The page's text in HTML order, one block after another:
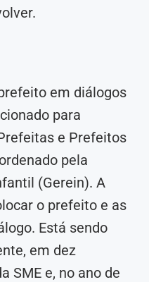
em diálogos
para
e Prefeitos
pela
(Gerein). A
o prefeito e as
Está sendo
em dez
SME e, no ano de